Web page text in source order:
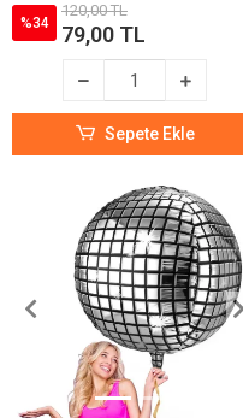
%34
120,00 TL
79,00 TL
Sepete Ekle